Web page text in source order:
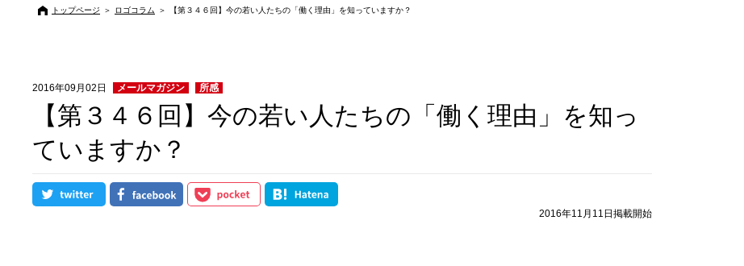
トップページ ＞ ロゴコラム ＞ 【第３４６回】今の若い人たちの「働く理由」を知っていますか？
2016年09月02日 メールマガジン 所感
【第３４６回】今の若い人たちの「働く理由」を知っ
ていますか？
2016年11月11日掲載開始